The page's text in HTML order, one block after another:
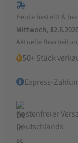
Buchweizen
Fusilli
Menge
Heute bestellt &
Mittwoch,
Aktuelle
50+Stück
Express-
Kostenfreier
Deutschlands